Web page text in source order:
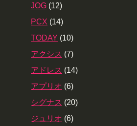
JOG (12)
PCX (14)
TODAY (10)
アクシス (7)
アドレス (14)
アプリオ (6)
シグナス (20)
ジュリオ (6)